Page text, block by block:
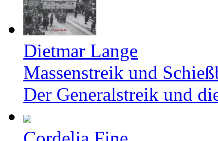
Dietmar Lange
Massenstreik und
Der Generalstreik und